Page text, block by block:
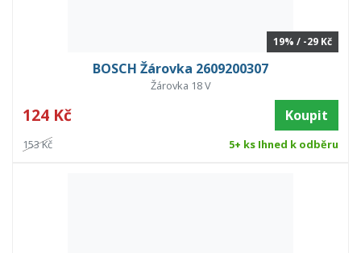
19% / -29 Kč
BOSCH Žárovka 2609200307
Žárovka 18 V
124 Kč Koupit
153 Kč 5+ ks Ihned k odběru